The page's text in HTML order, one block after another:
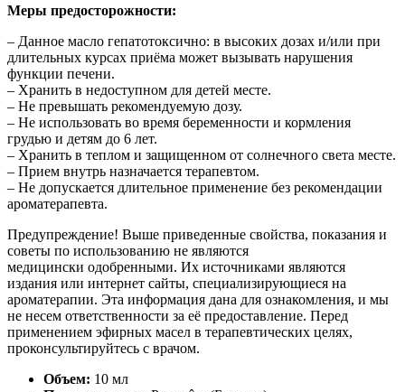
Меры предосторожности:
– Данное масло гепатотоксично: в высоких дозах и/или при
длительных курсах приёма может вызывать нарушения
функции печени.
– Хранить в недоступном для детей месте.
– Не превышать рекомендуемую дозу.
– Не использовать во время беременности и кормления
грудью и детям до 6 лет.
– Хранить в теплом и защищенном от солнечного света месте.
– Прием внутрь назначается терапевтом.
– Не допускается длительное применение без рекомендации
ароматерапевта.
Предупреждение! Выше приведенные свойства, показания и
советы по использованию не являются
медицински одобренными. Их источниками являются
издания или интернет сайты, специализирующиеся на
ароматерапии. Эта информация дана для ознакомления, и мы
не несем ответственности за её предоставление. Перед
применением эфирных масел в терапевтических целях,
проконсультируйтесь с врачом.
Объем: 10 мл